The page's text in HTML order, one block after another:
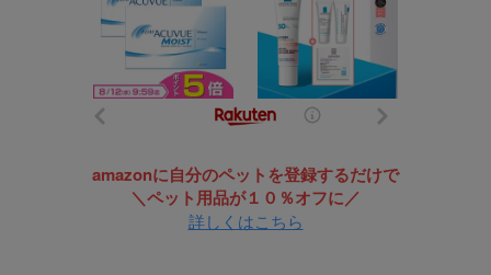
amazonに自分のペットを登録するだけで
＼ペット用品が１０％オフに／
詳しくはこちら